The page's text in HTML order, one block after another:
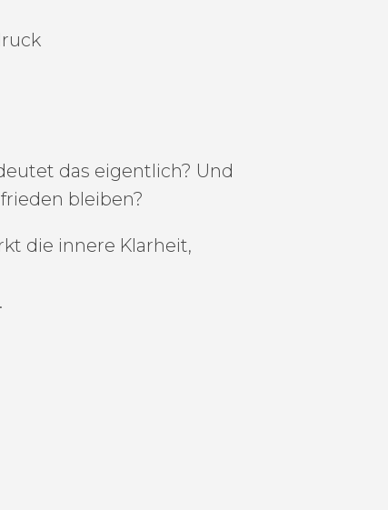
das eigentlich? Und
bleiben?
die innere Klarheit,